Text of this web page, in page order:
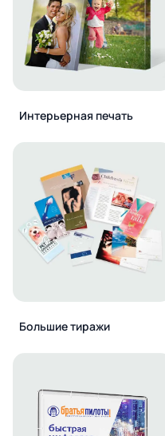
Интерьерная печать
Большие тиражи